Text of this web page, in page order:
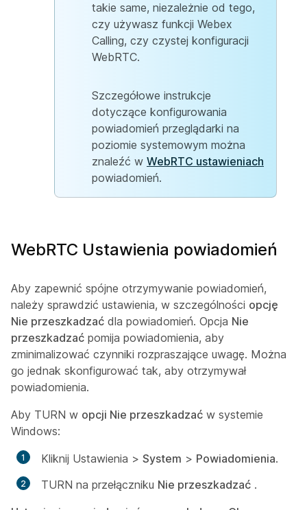
takie same, niezależnie od tego,
czy używasz funkcji Webex
Calling, czy czystej konfiguracji
WebRTC.
Szczegółowe instrukcje
dotyczące konfigurowania
powiadomień przeglądarki na
poziomie systemowym można
znaleźć w WebRTC ustawieniach
powiadomień.
WebRTC Ustawienia powiadomień
Aby zapewnić spójne otrzymywanie powiadomień,
należy sprawdzić ustawienia, w szczególności opcję
Nie przeszkadzać dla powiadomień. Opcja Nie
przeszkadzać pomija powiadomienia, aby
zminimalizować czynniki rozpraszające uwagę. Można
go jednak skonfigurować tak, aby otrzymywał
powiadomienia.
Aby TURN w opcji Nie przeszkadzać w systemie
Windows:
Kliknij Ustawienia > System > Powiadomienia.
TURN na przełączniku Nie przeszkadzać .